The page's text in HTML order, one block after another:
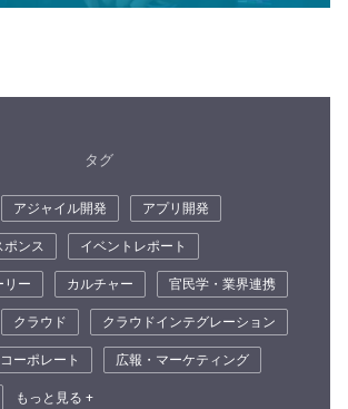
タグ
アジャイル開発
アプリ開発
ポンス
イベントレポート
リー
カルチャー
官民学・業界連携
クラウド
クラウドインテグレーション
コーポレート
広報・マーケティング
もっと見る +